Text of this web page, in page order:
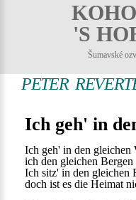
'S
Šumavské
PETER
Ich geh' in
Ich geh' in den gleichen
ich den gleichen Bergen
Ich sitz' in den gleichen
doch ist es die Heimat